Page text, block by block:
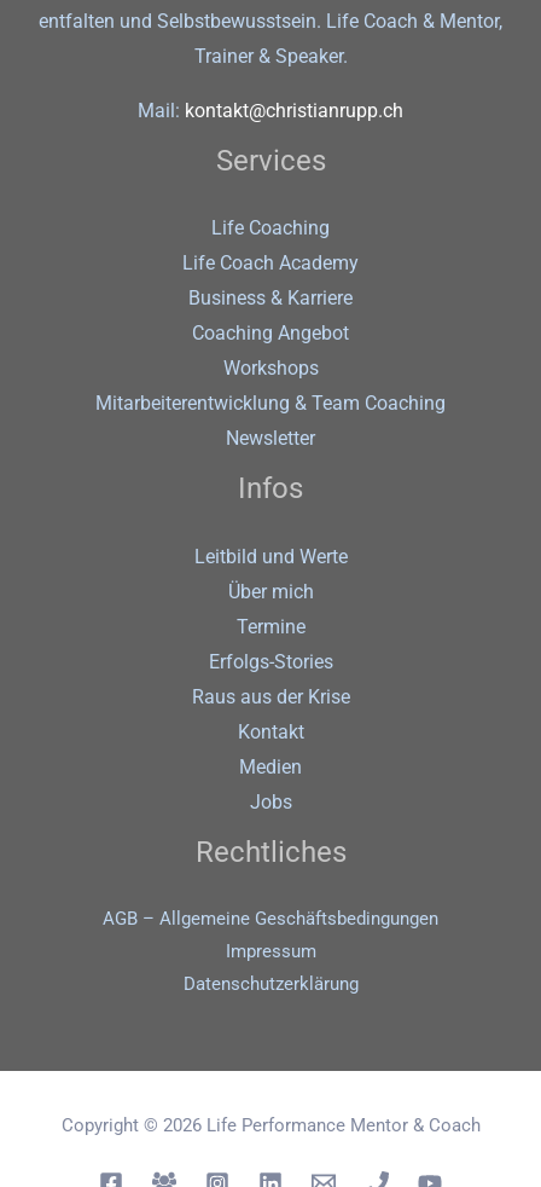
entfalten und Selbstbewusstsein. Life Coach & Mentor,
Trainer & Speaker.
Mail: kontakt@christianrupp.ch
Services
Life Coaching
Life Coach Academy
Business & Karriere
Coaching Angebot
Workshops
Mitarbeiterentwicklung & Team Coaching
Newsletter
Infos
Leitbild und Werte
Über mich
Termine
Erfolgs-Stories
Raus aus der Krise
Kontakt
Medien
Jobs
Rechtliches
AGB – Allgemeine Geschäftsbedingungen
Impressum
Datenschutz­erklärung
Copyright © 2026 Life Performance Mentor & Coach